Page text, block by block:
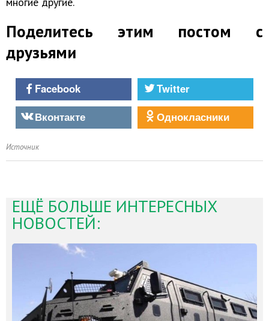
Поделитесь этим постом с
друзьями
Facebook
Twitter
Вконтакте
Однокласники
Источник
ЕЩЁ БОЛЬШЕ ИНТЕРЕСНЫХ
НОВОСТЕЙ: